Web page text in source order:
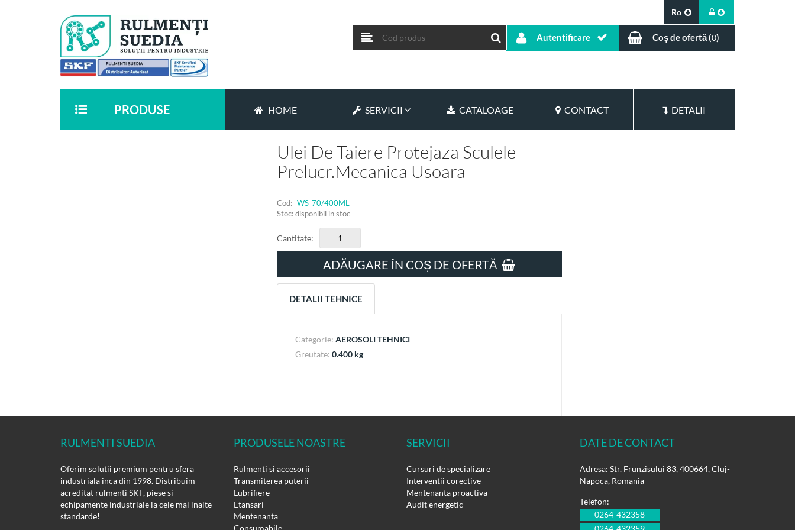
Ro
Autentificare Coș de ofertă (0)
PRODUSE HOME SERVICII CATALOAGE CONTACT DETALII
Ulei De Taiere Protejaza Sculele
Prelucr.mecanica Usoara
Cod: WS-70/400ML
Stoc: disponibil in stoc
Cantitate:
ADĂUGARE ÎN COȘ DE OFERTĂ
DETALII TEHNICE
Categorie: AEROSOLI TEHNICI
Greutate: 0.400 kg
RULMENTI SUEDIA
Oferim solutii premium pentru sfera
industriala inca din 1998. Distribuim
acreditat rulmenti SKF, piese si
echipamente industriale la cele mai inalte
standarde!
PRODUSELE NOASTRE
Rulmenti si accesorii
Transmiterea puterii
Lubrifiere
Etansari
Mentenanta
SERVICII
Cursuri de specializare
Interventii corective
Mentenanta proactiva
Audit energetic
DATE DE CONTACT
Adresa: Str. Frunzisului 83, 400664, Cluj-
Napoca, Romania
Telefon:
0264-432358